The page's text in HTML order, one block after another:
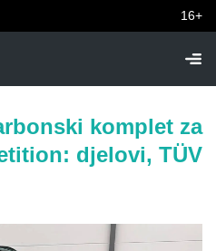
16+
komplet za
djelovi, TÜV